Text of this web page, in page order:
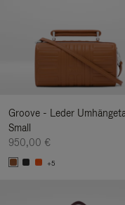
Groove - Leder
Small
950,00 €
+5